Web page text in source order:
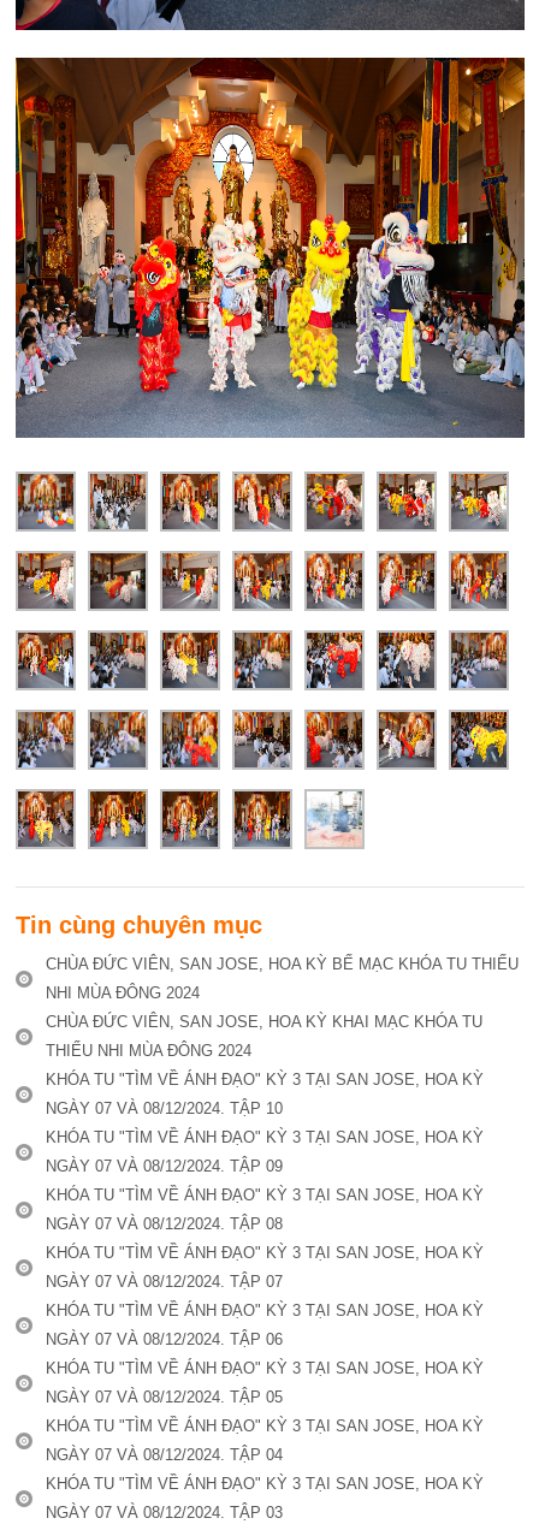
Tin cùng chuyên mục
CHÙA ĐỨC VIÊN, SAN JOSE, HOA KỲ BẾ MẠC KHÓA TU THIẾU
NHI MÙA ĐÔNG 2024
CHÙA ĐỨC VIÊN, SAN JOSE, HOA KỲ KHAI MẠC KHÓA TU
THIẾU NHI MÙA ĐÔNG 2024
KHÓA TU "TÌM VỀ ÁNH ĐẠO" KỲ 3 TẠI SAN JOSE, HOA KỲ
NGÀY 07 VÀ 08/12/2024. TẬP 10
KHÓA TU "TÌM VỀ ÁNH ĐẠO" KỲ 3 TẠI SAN JOSE, HOA KỲ
NGÀY 07 VÀ 08/12/2024. TẬP 09
KHÓA TU "TÌM VỀ ÁNH ĐẠO" KỲ 3 TẠI SAN JOSE, HOA KỲ
NGÀY 07 VÀ 08/12/2024. TẬP 08
KHÓA TU "TÌM VỀ ÁNH ĐẠO" KỲ 3 TẠI SAN JOSE, HOA KỲ
NGÀY 07 VÀ 08/12/2024. TẬP 07
KHÓA TU "TÌM VỀ ÁNH ĐẠO" KỲ 3 TẠI SAN JOSE, HOA KỲ
NGÀY 07 VÀ 08/12/2024. TẬP 06
KHÓA TU "TÌM VỀ ÁNH ĐẠO" KỲ 3 TẠI SAN JOSE, HOA KỲ
NGÀY 07 VÀ 08/12/2024. TẬP 05
KHÓA TU "TÌM VỀ ÁNH ĐẠO" KỲ 3 TẠI SAN JOSE, HOA KỲ
NGÀY 07 VÀ 08/12/2024. TẬP 04
KHÓA TU "TÌM VỀ ÁNH ĐẠO" KỲ 3 TẠI SAN JOSE, HOA KỲ
NGÀY 07 VÀ 08/12/2024. TẬP 03